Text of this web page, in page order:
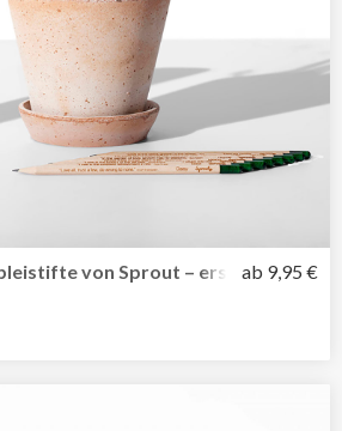
von Sprout – erst schreiben
ab 9,95 €